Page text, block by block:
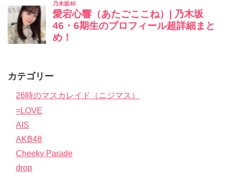
カテゴリー
26時のマスカレイド（ニジマス）
=LOVE
AIS
AKB48
Cheeky Parade
drop